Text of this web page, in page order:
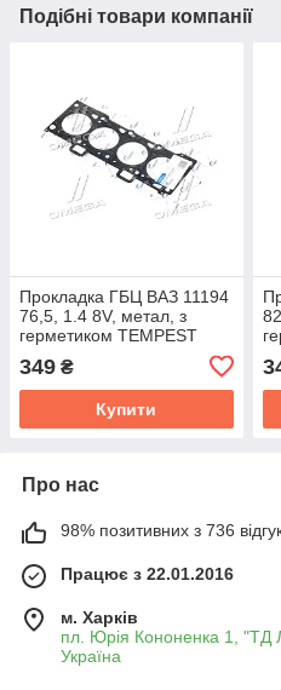
Подібні товари компанії
Прокладка ГБЦ ВАЗ 11194
76,5, 1.4 8V, метал, з
герметиком TEMPEST
349 ₴
Купити
Про нас
98% позитивних з 736
Працює з 22.01.2016
м. Харків
пл. Юрія Кононенка 1, "ТД
Україна